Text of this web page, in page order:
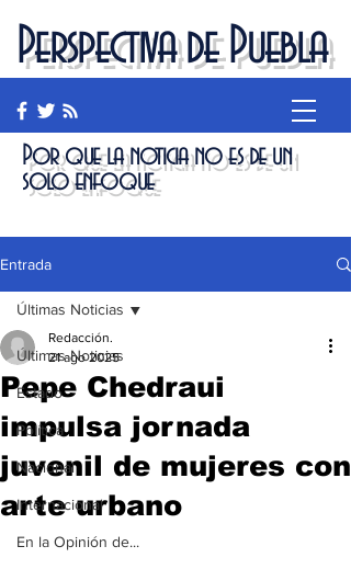
Perspectiva de Puebla
Por que la noticia no es de un
solo enfoque
Entrada
Últimas Noticias
Estado
Política
Nacional
Internacional
En la Opinión de...
Últimas Noticias
Pepe Chedraui
impulsa jornada
juvenil de mujeres con
arte urbano
Redacción.
21 ago 2025